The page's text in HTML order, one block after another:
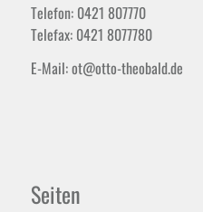
Telefon: 0421 807770
Telefax: 0421 8077780
E-Mail: ot@otto-theobald.de
Seiten